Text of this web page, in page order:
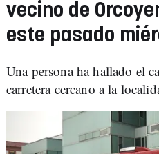
vecino de
este pasado
Una persona ha hallado el
carretera cercano a la